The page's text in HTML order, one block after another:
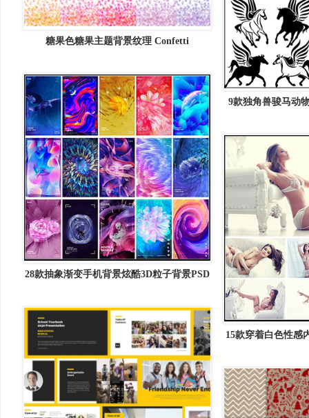
糖果色糖果主题背景纹理 Confetti
9款独角兽骏马动
28款抽象渐变手机背景炫酷3D粒子背景PSD
15款穿着白色性感